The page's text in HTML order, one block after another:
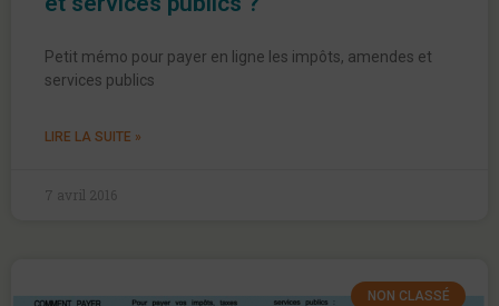
Petit mémo pour payer en ligne les impôts, amendes et
services publics
LIRE LA SUITE »
7 avril 2016
NON CLASSÉ